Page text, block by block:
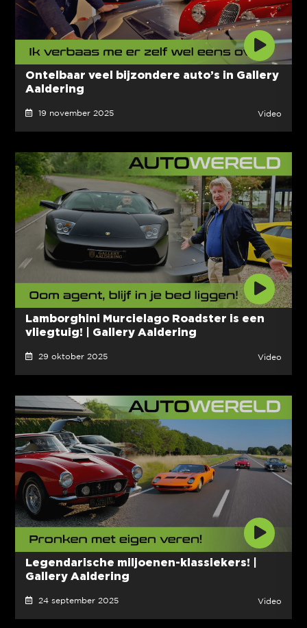
Ontelbaar veel bijzondere auto’s in Gallery
Aaldering
19 november 2025 Video
Lamborghini Murcielago Roadster is een
vliegtuig! | Gallery Aaldering
29 oktober 2025 Video
Legendarische miljoenen-klassiekers! |
Gallery Aaldering
24 september 2025 Video